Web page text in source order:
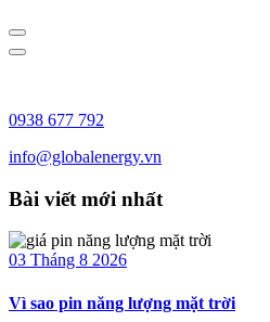
0938 677 792
info@globalenergy.vn
Bài viết mới nhất
03 Tháng 8 2026
Vì sao pin năng lượng mặt trời